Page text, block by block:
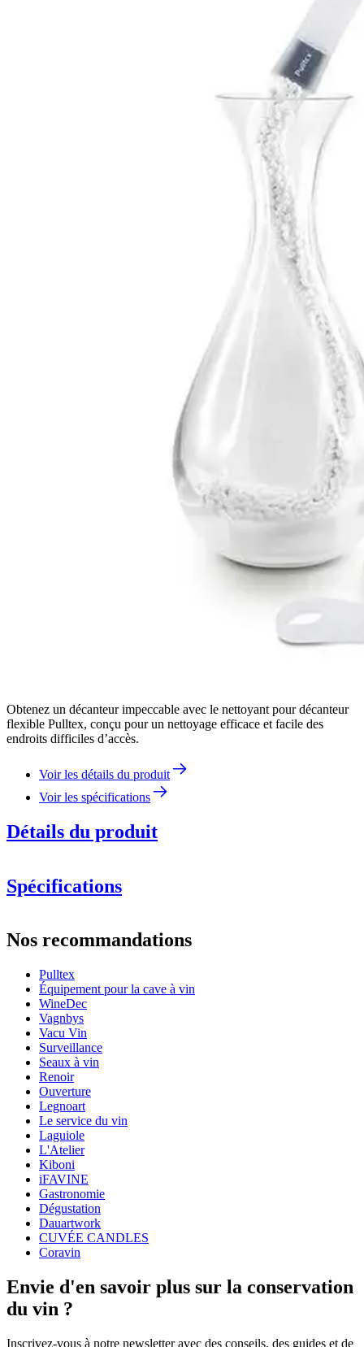
Obtenez un décanteur impeccable avec le nettoyant pour décanteur
flexible Pulltex, conçu pour un nettoyage efficace et facile des
endroits difficiles d’accès.
Voir les détails du produit
Voir les spécifications
Détails du produit
Spécifications
Numéro de produit109-401-00
Dimensions (LxHxP cm)
Poids (kg)
Hauteur (cm)
Profondeur (cm)
wine accessories
Status When Soldout
Nos recommandations
Pulltex
Équipement pour la cave à vin
WineDec
Vagnbys
Vacu Vin
Surveillance
Seaux à vin
Renoir
Ouverture
Legnoart
Le service du vin
Laguiole
L'Atelier
Kiboni
iFAVINE
Gastronomie
Dégustation
Dauartwork
CUVÉE CANDLES
Coravin
Envie d'en savoir plus sur la conservation
du vin ?
Inscrivez-vous à notre newsletter avec des conseils, des guides et de